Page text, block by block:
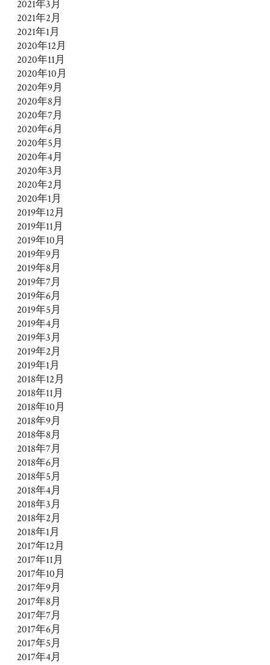
2021年3月
2021年2月
2021年1月
2020年12月
2020年11月
2020年10月
2020年9月
2020年8月
2020年7月
2020年6月
2020年5月
2020年4月
2020年3月
2020年2月
2020年1月
2019年12月
2019年11月
2019年10月
2019年9月
2019年8月
2019年7月
2019年6月
2019年5月
2019年4月
2019年3月
2019年2月
2019年1月
2018年12月
2018年11月
2018年10月
2018年9月
2018年8月
2018年7月
2018年6月
2018年5月
2018年4月
2018年3月
2018年2月
2018年1月
2017年12月
2017年11月
2017年10月
2017年9月
2017年8月
2017年7月
2017年6月
2017年5月
2017年4月